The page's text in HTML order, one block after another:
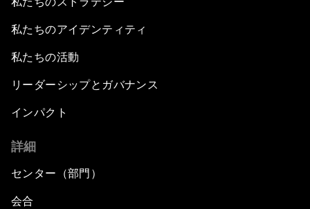
私たちのアイデンティティ
私たちの活動
リーダーシップとガバナンス
インパクト
詳細
センター（部門）
会合